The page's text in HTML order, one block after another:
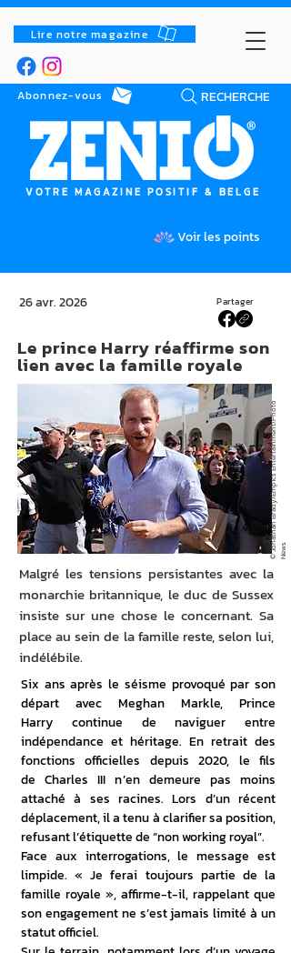
Lire notre magazine
RECHERCHE
Abonnez-vous
VOTRE MAGAZINE POSITIF & BELGE
Voir les points
Partager
26 avr. 2026
Le prince Harry réaffirme son
lien avec la famille royale
©
J
o n
a
t
h
a
n
B
r
a
d
y
/
E
m
pi
c
s
E
n
t
e
r
t
ai
n
m
e
n
t
/
P
h
o
t
o
N
e
w s
Six ans après le séisme provoqué par son
départ avec Meghan Markle, Prince
Harry continue de naviguer entre
indépendance et héritage. En retrait des
fonctions officielles depuis 2020, le fils
de Charles III n’en demeure pas moins
attaché à ses racines. Lors d’un récent
déplacement, il a tenu à clarifier sa position,
refusant l’étiquette de “non working royal”.
Face aux interrogations, le message est
limpide. « Je ferai toujours partie de la
famille royale », affirme-t-il, rappelant que
son engagement ne s’est jamais limité à un
statut officiel.
Malgré les tensions persistantes avec la
monarchie britannique, le duc de Sussex
insiste sur une chose le concernant. Sa
place au sein de la famille reste, selon lui,
indélébile.